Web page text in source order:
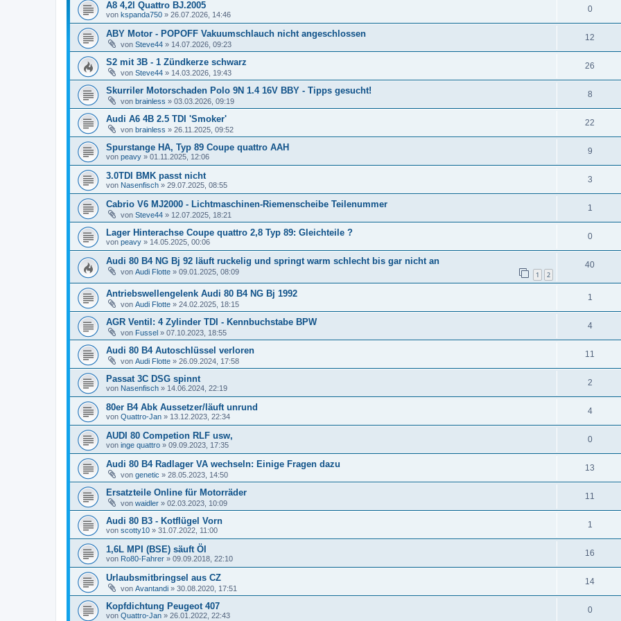
A8 4,2l Quattro BJ.2005
von kspanda750 » 26.07.2026, 14:46
0
ABY Motor - POPOFF Vakuumschlauch nicht angeschlossen
von Steve44 » 14.07.2026, 09:23
12
S2 mit 3B - 1 Zündkerze schwarz
von Steve44 » 14.03.2026, 19:43
26
Skurriler Motorschaden Polo 9N 1.4 16V BBY - Tipps gesucht!
von brainless » 03.03.2026, 09:19
8
Audi A6 4B 2.5 TDI 'Smoker'
von brainless » 26.11.2025, 09:52
22
Spurstange HA, Typ 89 Coupe quattro AAH
von peavy » 01.11.2025, 12:06
9
3.0TDI BMK passt nicht
von Nasenfisch » 29.07.2025, 08:55
3
Cabrio V6 MJ2000 - Lichtmaschinen-Riemenscheibe Teilenummer
von Steve44 » 12.07.2025, 18:21
1
Lager Hinterachse Coupe quattro 2,8 Typ 89: Gleichteile ?
von peavy » 14.05.2025, 00:06
0
Audi 80 B4 NG Bj 92 läuft ruckelig und springt warm schlecht bis gar nicht an
von Audi Flotte » 09.01.2025, 08:09 1 2
40
Antriebswellengelenk Audi 80 B4 NG Bj 1992
von Audi Flotte » 24.02.2025, 18:15
1
AGR Ventil: 4 Zylinder TDI - Kennbuchstabe BPW
von Fussel » 07.10.2023, 18:55
4
Audi 80 B4 Autoschlüssel verloren
von Audi Flotte » 26.09.2024, 17:58
11
Passat 3C DSG spinnt
von Nasenfisch » 14.06.2024, 22:19
2
80er B4 Abk Aussetzer/läuft unrund
von Quattro-Jan » 13.12.2023, 22:34
4
AUDI 80 Competion RLF usw,
von inge quattro » 09.09.2023, 17:35
0
Audi 80 B4 Radlager VA wechseln: Einige Fragen dazu
von genetic » 28.05.2023, 14:50
13
Ersatzteile Online für Motorräder
von waidler » 02.03.2023, 10:09
11
Audi 80 B3 - Kotflügel Vorn
von scotty10 » 31.07.2022, 11:00
1
1,6L MPI (BSE) säuft Öl
von Ro80-Fahrer » 09.09.2018, 22:10
16
Urlaubsmitbringsel aus CZ
von Avantandi » 30.08.2020, 17:51
14
Kopfdichtung Peugeot 407
von Quattro-Jan » 26.01.2022, 22:43
0